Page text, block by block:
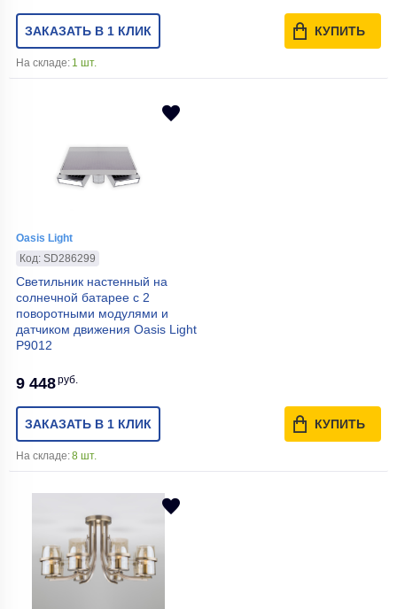
ЗАКАЗАТЬ В 1 КЛИК КУПИТЬ
На складе: 1 шт.
Oasis Light
Код: SD286299
Светильник настенный на
солнечной батарее с 2
поворотными модулями и
датчиком движения Oasis Light
P9012
9 448руб.
ЗАКАЗАТЬ В 1 КЛИК КУПИТЬ
На складе:8 шт.